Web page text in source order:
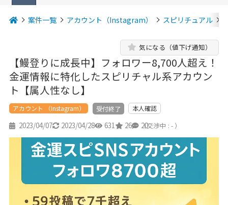
案件一覧 アカウント（Instagram） スピリチュアル
【鰻登りに成長中】フォロワー8,700人超え！
金運情報に特化したスピリチャル系アカウン
ト【属人性なし】
気になる（値下げ通知）
アカウント （Instagram） 受付終了 本人確認
2023/04/07 2023/04/28 631 26 20
（交渉中 : - ）